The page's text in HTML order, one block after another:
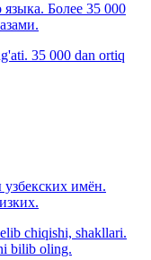
Более 35 000
35 000 dan ortiq
имён.
chiqishi, shakllari.
bilib oling.